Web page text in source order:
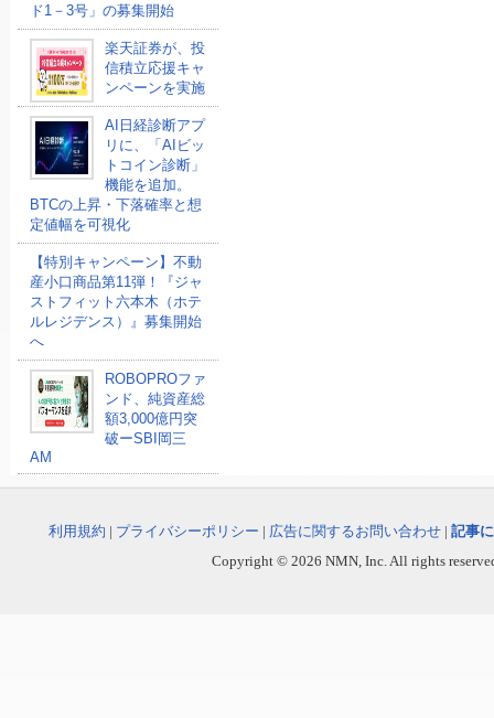
ド1－3号」の募集開始
楽天証券が、投
信積立応援キャ
ンペーンを実施
AI日経診断アプ
リに、「AIビッ
トコイン診断」
機能を追加。
BTCの上昇・下落確率と想
定値幅を可視化
【特別キャンペーン】不動
産小口商品第11弾！『ジャ
ストフィット六本木（ホテ
ルレジデンス）』募集開始
へ
ROBOPROファ
ンド、純資産総
額3,000億円突
破ーSBI岡三
AM
利用規約 | プライバシーポリシー | 広告に関するお問い合わせ | 記事
Copyright © 2026 NMN, Inc. All rights